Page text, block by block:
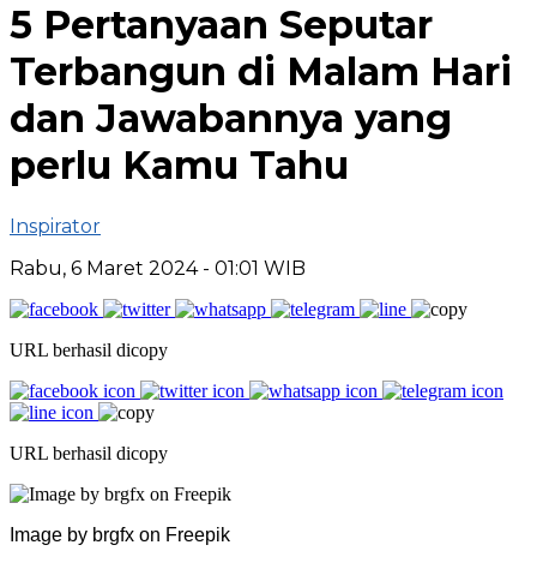
5 Pertanyaan Seputar
Terbangun di Malam Hari
dan Jawabannya yang
perlu Kamu Tahu
Inspirator
Rabu, 6 Maret 2024 - 01:01 WIB
URL berhasil dicopy
URL berhasil dicopy
Image by brgfx on Freepik